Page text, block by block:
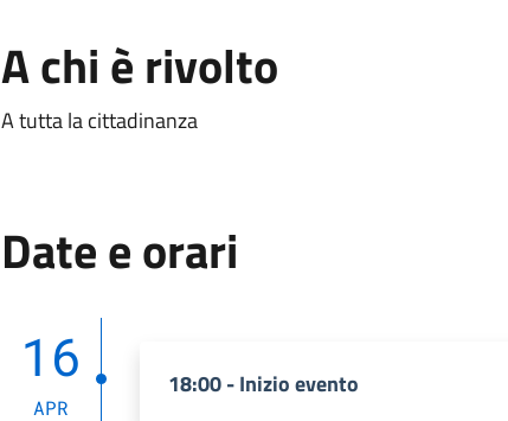
A chi è rivolto
A tutta la cittadinanza
Date e orari
16
APR
18:00 - Inizio evento